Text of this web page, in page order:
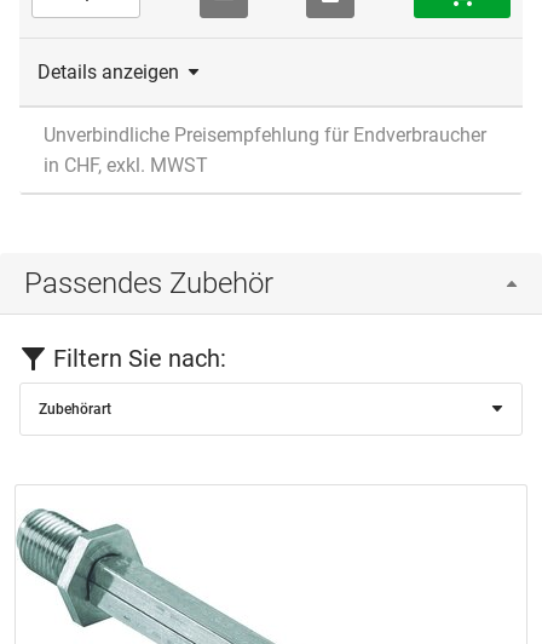
Details anzeigen
Unverbindliche Preisempfehlung für Endverbraucher
in CHF, exkl. MWST
Passendes Zubehör
Filtern Sie nach:
Zubehörart